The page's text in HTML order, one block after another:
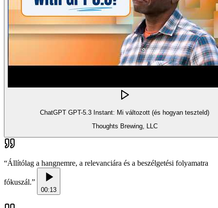
ChatGPT GPT-5.3 Instant: Mi változott (és hogyan teszteld)
Thoughts Brewing, LLC
“Állítólag a hangnemre, a relevanciára és a beszélgetési folyamatra
fókuszál.”
00:13